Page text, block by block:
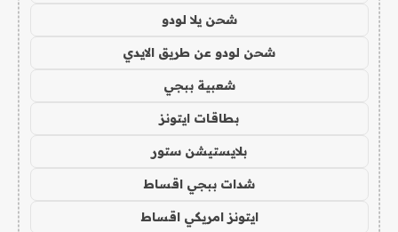
شحن يلا لودو
شحن لودو عن طريق الايدي
شعبية ببجي
بطاقات ايتونز
بلايستيشن ستور
شدات ببجي اقساط
ايتونز امريكي اقساط